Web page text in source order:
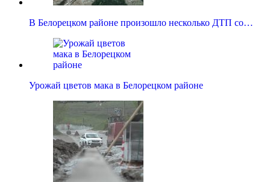
В Белорецком районе произошло несколько ДТП со…
Урожай цветов мака в Белорецком районе